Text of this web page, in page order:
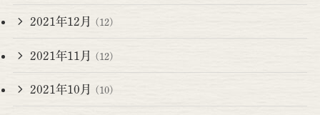
2021年12月 (12)
2021年11月 (12)
2021年10月 (10)